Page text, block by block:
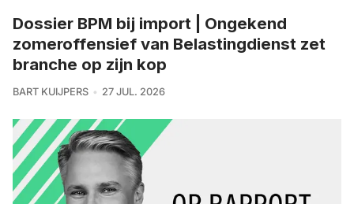
Dossier BPM bij import | Ongekend
zomeroffensief van Belastingdienst zet
branche op zijn kop
BART KUIJPERS 27 JUL. 2026